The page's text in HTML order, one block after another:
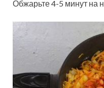
Обжарьте 4-5 минут на